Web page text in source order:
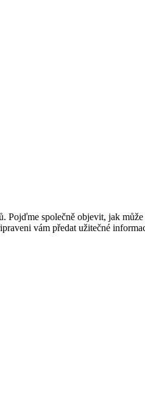
Pojďme společně objevit, jak
vám předat užitečné